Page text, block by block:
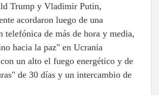
Trump y Vladimir Putin,
acordaron luego de una
telefónica de más de hora y media,
hacia la paz" en Ucrania
un alto el fuego energético y de
de 30 días y un intercambio de